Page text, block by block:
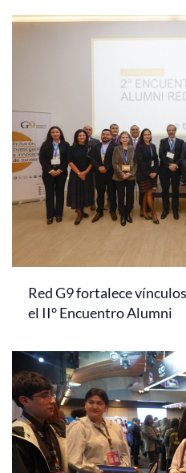
Red G9 fortalece
el II° Encuentro Alumni